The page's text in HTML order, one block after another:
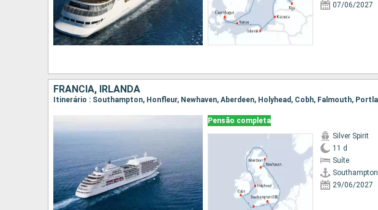
07/06/2027
FRANCIA, IRLANDA
Pensão completa
Silver Spirit
11 d
Suíte
Southampton
29/06/2027